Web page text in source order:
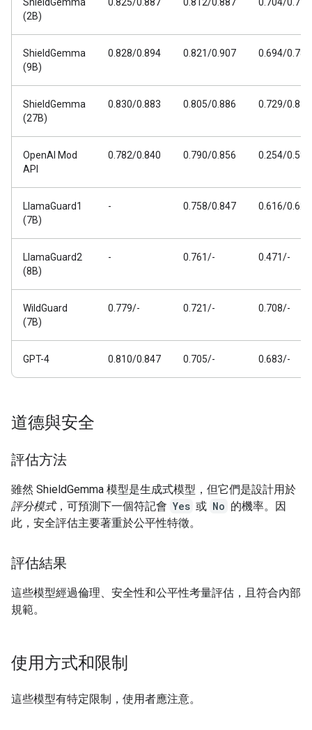
(2B)
ShieldGemma
(9B)
0.828/0.894 0.821/0.907 0.694/0.782
ShieldGemma
(27B)
0.830/0.883 0.805/0.886 0.729/0.811
OpenAI Mod
API
0.782/0.840 0.790/0.856 0.254/0.588
LlamaGuard1
(7B)
- 0.758/0.847 0.616/0.626
LlamaGuard2
(8B)
- 0.761/- 0.471/-
WildGuard
(7B)
0.779/- 0.721/- 0.708/-
GPT-4 0.810/0.847 0.705/- 0.683/-
道德與安全
評估方法
雖然 ShieldGemma 模型是生成式模型，但它們是設計用於
評分模式，可預測下一個符記會 Yes 或 No 的機率。因
此，安全評估主要著重於公平性特徵。
評估結果
這些模型經過倫理、安全性和公平性考量評估，且符合內部
規範。
使用方式和限制
這些模型有特定限制，使用者應注意。